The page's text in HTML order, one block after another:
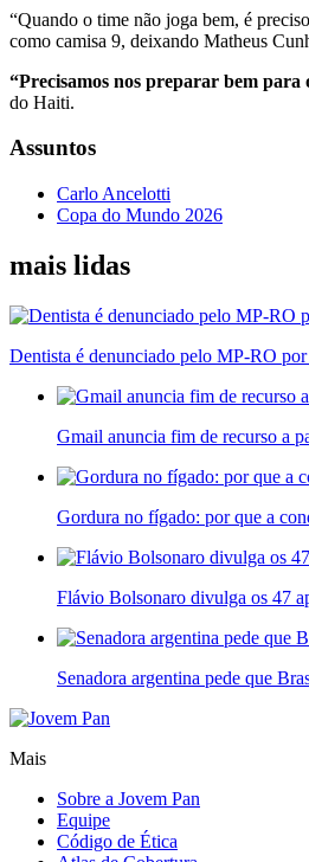
“Quando o time não joga bem, é
como camisa 9, deixando Matheus
“Precisamos nos preparar bem para
do Haiti.
Assuntos
Carlo Ancelotti
Copa do Mundo 2026
mais lidas
Dentista é denunciado pelo MP-RO
Gmail anuncia fim de recurso a
Gordura no fígado: por que a
Flávio Bolsonaro divulga os 47
Senadora argentina pede que
Mais
Sobre a Jovem Pan
Equipe
Código de Ética